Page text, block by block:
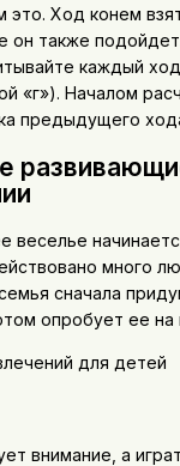
это. Ход конем
он также
каждый
«г»). Началом
предыдущего
веселье
много
сначала
опробует ее на
для детей
внимание, а